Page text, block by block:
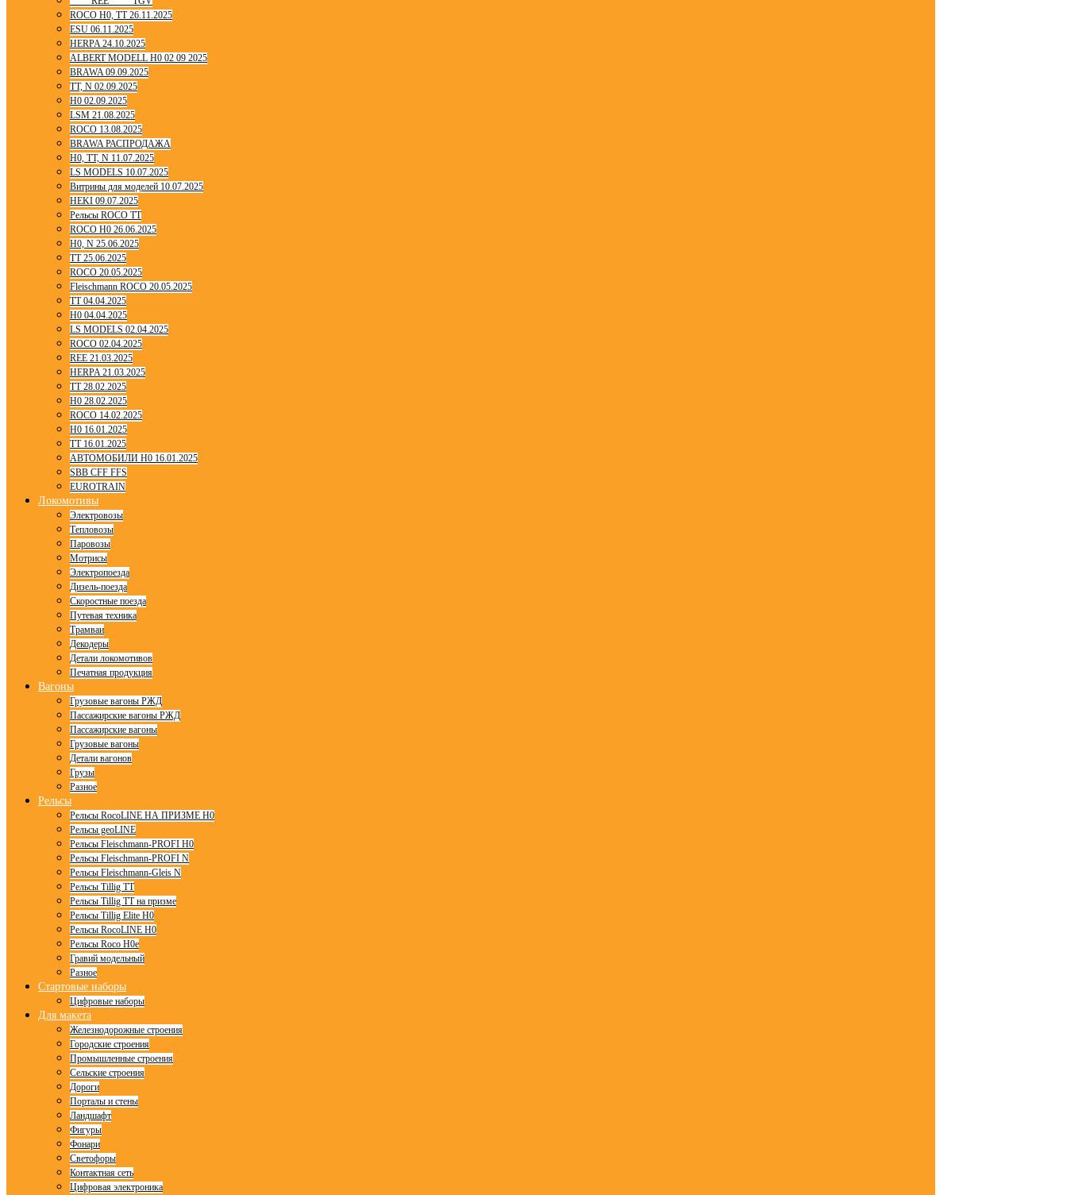
ROCO H0, TT 26.11.2025
ESU 06.11.2025
HERPA 24.10.2025
ALBERT MODELL H0 02 09 2025
BRAWA 09.09.2025
TT, N 02.09.2025
H0 02.09.2025
LSM 21.08.2025
ROCO 13.08.2025
BRAWA РАСПРОДАЖА
H0, TT, N 11.07.2025
LS MODELS 10.07.2025
Витрины для моделей 10.07.2025
HEKI 09.07.2025
Рельсы ROCO TT
ROCO H0 26.06.2025
H0, N 25.06.2025
TT 25.06.2025
ROCO 20.05.2025
Fleischmann ROCO 20.05.2025
TT 04.04.2025
H0 04.04.2025
LS MODELS 02.04.2025
ROCO 02.04.2025
REE 21.03.2025
HERPA 21.03.2025
TT 28.02.2025
H0 28.02.2025
ROCO 14.02.2025
H0 16.01.2025
TT 16.01.2025
АВТОМОБИЛИ H0 16.01.2025
SBB CFF FFS
EUROTRAIN
Локомотивы
Электровозы
Тепловозы
Паровозы
Мотрисы
Электропоезда
Дизель-поезда
Скоростные поезда
Путевая техника
Трамваи
Декодеры
Детали локомотивов
Печатная продукция
Вагоны
Грузовые вагоны РЖД
Пассажирские вагоны РЖД
Пассажирские вагоны
Грузовые вагоны
Детали вагонов
Грузы
Разное
Рельсы
Рельсы RocoLINE НА ПРИЗМЕ H0
Рельсы geoLINE
Рельсы Fleischmann-PROFI H0
Рельсы Fleischmann-PROFI N
Рельсы Fleischmann-Gleis N
Рельсы Tillig TT
Рельсы Tillig TT на призме
Рельсы Tillig Elite H0
Рельсы RocoLINE H0
Рельсы Roco H0e
Гравий модельный
Разное
Стартовые наборы
Цифровые наборы
Для макета
Железнодорожные строения
Городские строения
Промышленные строения
Сельские строения
Дороги
Порталы и стены
Ландшафт
Фигуры
Фонари
Светофоры
Контактная сеть
Цифровая электроника